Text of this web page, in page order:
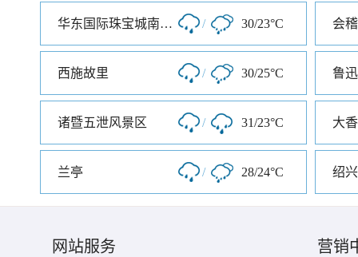
华东国际珠宝城南大门 / 30/23°C 会
西施故里 / 30/25°C 鲁
诸暨五泄风景区 / 31/23°C
兰亭 / 28/24°C 绍
网站服务 营销